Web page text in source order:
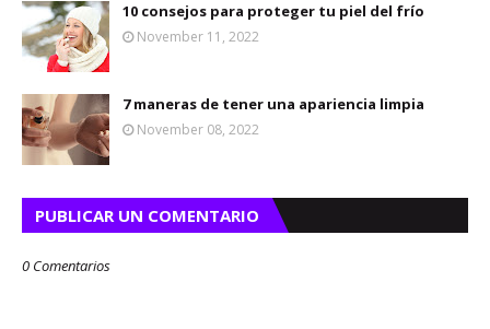
10 consejos para proteger tu piel del frío
November 11, 2022
7 maneras de tener una apariencia limpia
November 08, 2022
PUBLICAR UN COMENTARIO
0 Comentarios